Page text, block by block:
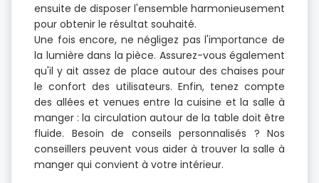
ensuite de disposer l'ensemble harmonieusement
pour obtenir le résultat souhaité.
Une fois encore, ne négligez pas l'importance de
la lumière dans la pièce. Assurez-vous également
qu'il y ait assez de place autour des chaises pour
le confort des utilisateurs. Enfin, tenez compte
des allées et venues entre la cuisine et la salle à
manger : la circulation autour de la table doit être
fluide. Besoin de conseils personnalisés ? Nos
conseillers peuvent vous aider à trouver la salle à
manger qui convient à votre intérieur.